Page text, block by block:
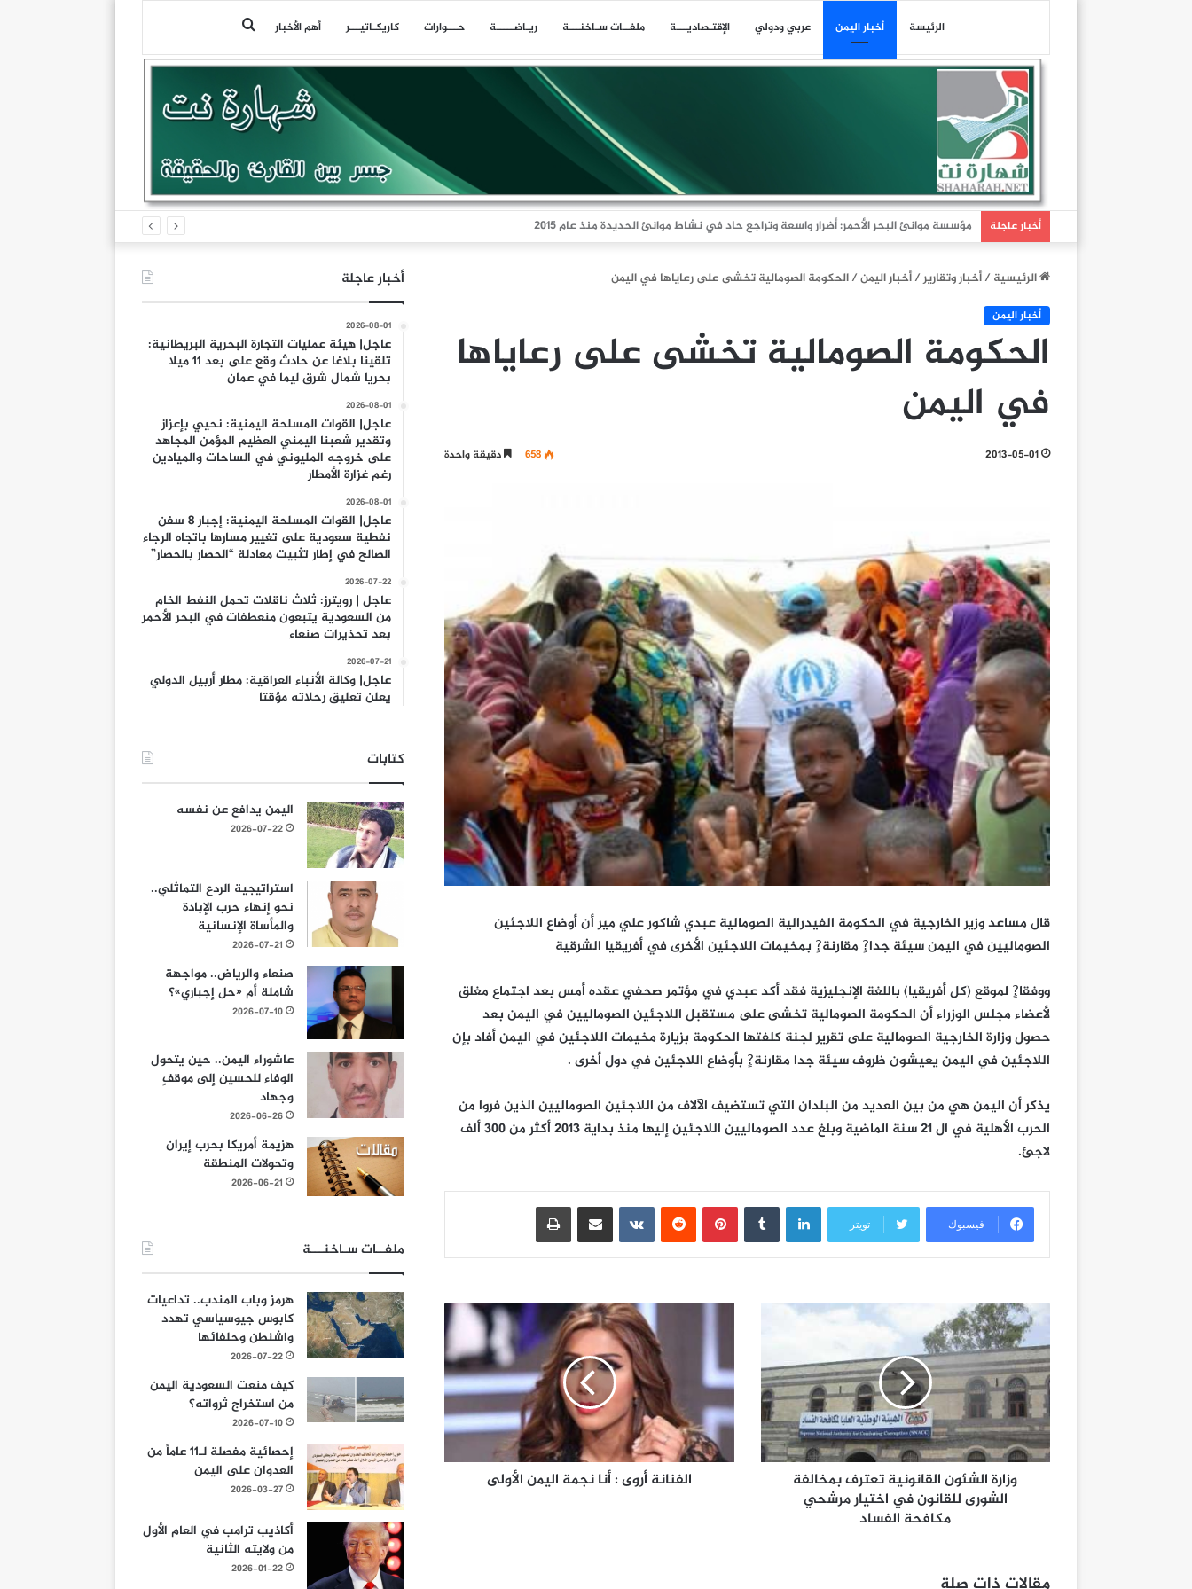
الرئيسة أخبار اليمن عربي ودولي اﻹقتـصاديـــة ملفــات سـاخنـــة ريـاضـــــة حـــوارات كاريكـاتيـــر أهم الأخبار بحث
أخبار عاجلة عاجل| هيئة عمليات التجارة البحرية البريطانية: تلقينا بلاغا عن حادث وقع على بعد 11 ميلا بحريا شمال شرق ليما في عمان
الرئيسية/أخبار وتقارير/أخبار اليمن/الحكومة الصومالية تخشى على رعاياها في اليمن
أخبار اليمن
الحكومة الصومالية تخشى على رعاياها
في اليمن
2013-05-01
658 دقيقة واحدة
قال مساعد وزير الخارجية في الحكومة الفيدرالية الصومالية عبدي شاكور علي مير أن أوضاع اللاجئين
الصوماليين في اليمن سيئة جدا?ٍ مقارنة?ٍ بمخيمات اللاجئين الأخرى في أفريقيا الشرقية
ووفقا?ٍ لموقع (كل أفريقيا) باللغة الإنجليزية فقد أكد عبدي في مؤتمر صحفي عقده أمس بعد اجتماع مغلق
لأعضاء مجلس الوزراء أن الحكومة الصومالية تخشى على مستقبل اللاجئين الصوماليين في اليمن بعد
حصول وزارة الخارجية الصومالية على تقرير لجنة كلفتها الحكومة بزيارة مخيمات اللاجئين في اليمن أفاد بإن
اللاجئين في اليمن يعيشون ظروف سيئة جدا مقارنة?ٍ بأوضاع اللاجئين في دول أخرى .
يذكر أن اليمن هي من بين العديد من البلدان التي تستضيف الآلاف من اللاجئين الصوماليين الذين فروا من
الحرب الأهلية في ال 21 سنة الماضية وبلغ عدد الصوماليين اللاجئين إليها منذ بداية 2013 أكثر من 300 ألف
لاجئ.
فيسبوك تويتر
لينكدإن بينتيريست مشاركة عبر البريد طباعة
وزارة الشئون القانونية تعترف بمخالفة
الشورى للقانون في اختيار مرشحي
مكافحة الفساد
الفنانة أروى : أنا نجمة اليمن الأولى
أخبار عاجلة
2026-08-01
عاجل| هيئة عمليات التجارة البحرية البريطانية:
تلقينا بلاغا عن حادث وقع على بعد 11 ميلا
بحريا شمال شرق ليما في عمان
2026-08-01
عاجل| القوات المسلحة اليمنية: نحيي بإعزاز
وتقدير شعبنا اليمني العظيم المؤمن المجاهد
على خروجه المليوني في الساحات والميادين
رغم غزارة الأمطار
2026-08-01
عاجل| القوات المسلحة اليمنية: إجبار 8 سفن
نفطية سعودية على تغيير مسارها باتجاه الرجاء
الصالح في إطار تثبيت معادلة “الحصار بالحصار”
2026-07-22
عاجل | رويترز: ثلاث ناقلات تحمل النفط الخام
من السعودية يتبعون منعطفات في البحر الأحمر
بعد تحذيرات صنعاء
2026-07-21
عاجل| وكالة الأنباء العراقية: مطار أربيل الدولي
يعلن تعليق رحلاته مؤقتا
كتابات
اليمن يدافع عن نفسه
2026-07-22
استراتيجية الردع التماثلي..
نحو إنهاء حرب الإبادة
والمأساة الإنسانية
2026-07-21
صنعاء والرياض.. مواجهة
شاملة أم «حل إجباري»؟
2026-07-10
عاشوراء اليمن.. حين يتحول
الوفاء للحسين إلى موقفٍ
وجهاد
2026-06-26
هزيمة أمريكا بحرب إيران
وتحولات المنطقة
2026-06-21
ملفــات سـاخنـــة
هرمز وباب المندب.. تداعيات
كابوس جيوسياسي تهدد
واشنطن وحلفائها
2026-07-22
كيف منعت السعودية اليمن
من استخراج ثرواته؟
2026-07-10
إحصائية مفصلة لـ11 عاماً من
العدوان على اليمن
2026-03-27
أكاذيب ترامب في العام الأول
من ولايته الثانية
2026-01-22